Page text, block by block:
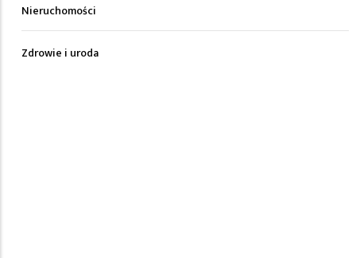
Nieruchomości
Zdrowie i uroda